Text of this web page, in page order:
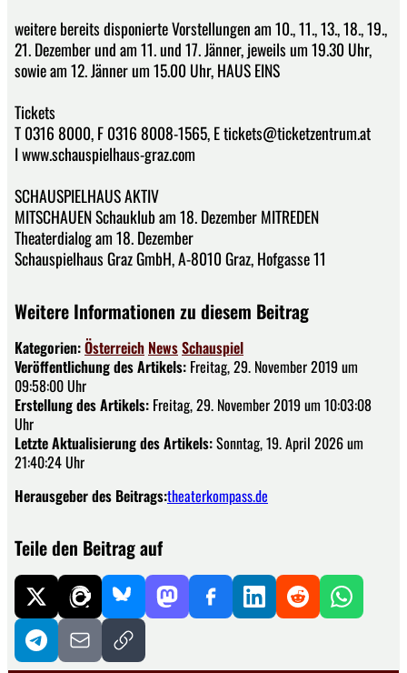
weitere bereits disponierte Vorstellungen am 10., 11., 13., 18., 19.,
21. Dezember und am 11. und 17. Jänner, jeweils um 19.30 Uhr,
sowie am 12. Jänner um 15.00 Uhr, HAUS EINS
Tickets
T 0316 8000, F 0316 8008-1565, E tickets@ticketzentrum.at
I www.schauspielhaus-graz.com
SCHAUSPIELHAUS AKTIV
MITSCHAUEN Schauklub am 18. Dezember MITREDEN
Theaterdialog am 18. Dezember
Schauspielhaus Graz GmbH, A-8010 Graz, Hofgasse 11
Weitere Informationen zu diesem Beitrag
Kategorien:Österreich NewsSchauspiel
Veröffentlichung des Artikels: Freitag, 29. November 2019 um
09:58:00 Uhr
Erstellung des Artikels: Freitag, 29. November 2019 um 10:03:08
Uhr
Letzte Aktualisierung des Artikels:Sonntag, 19. April 2026 um
21:40:24 Uhr
Herausgeber des Beitrags:theaterkompass.de
Teile den Beitrag auf